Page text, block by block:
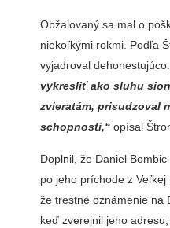
Obžalovaný sa mal o
niekoľkými rokmi. Podľa
vyjadroval dehonestujúco.
vykresliť ako sluhu
zvieratám, prisudzoval
schopnosti,“opísal
Doplnil, že Daniel
po jeho príchode z Veľkej
že trestné oznámenie na
keď zverejnil jeho